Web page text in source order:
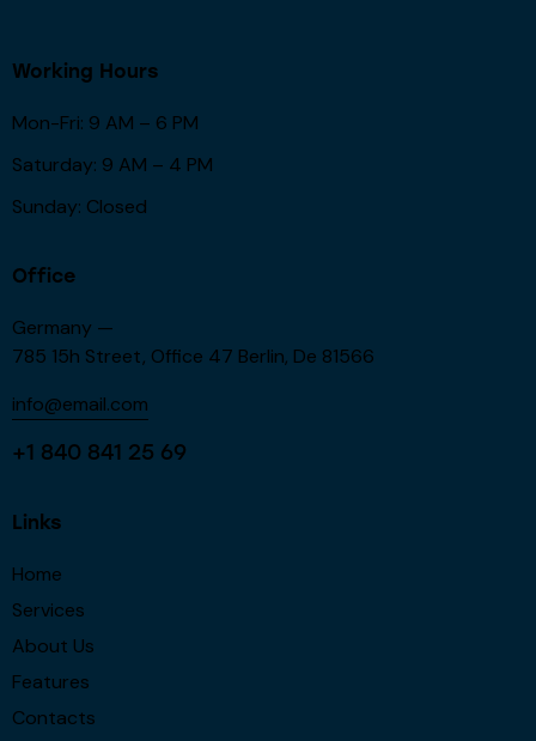
Working Hours
Mon-Fri: 9 AM – 6 PM
Saturday: 9 AM – 4 PM
Sunday: Closed
Office
Germany —
785 15h Street, Office 47 Berlin, De 81566
info@email.com
+1 840 841 25 69
Links
Home
Services
About Us
Features
Contacts